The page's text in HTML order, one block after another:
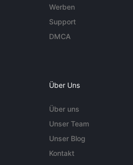
Werben
Support
DMCA
Über Uns
Über uns
Unser Team
Unser Blog
Kontakt